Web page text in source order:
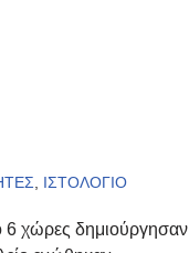
, ΙΣΤΟΛΟΓΙΟ
6 χώρες δημιούργησαν